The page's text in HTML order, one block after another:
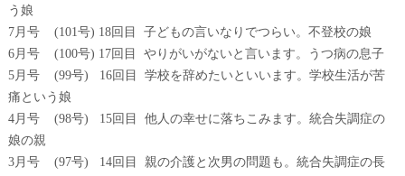
う娘
7月号 (101号) 18回目 子どもの言いなりでつらい。不登校の娘
6月号 (100号) 17回目 やりがいがないと言います。うつ病の息子
5月号 (99号) 16回目 学校を辞めたいといいます。学校生活が苦
痛という娘
4月号 (98号) 15回目 他人の幸せに落ちこみます。統合失調症の
娘の親
3月号 (97号) 14回目 親の介護と次男の問題も。統合失調症の長